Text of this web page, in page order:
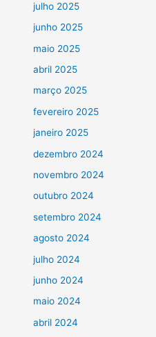
julho 2025
junho 2025
maio 2025
abril 2025
março 2025
fevereiro 2025
janeiro 2025
dezembro 2024
novembro 2024
outubro 2024
setembro 2024
agosto 2024
julho 2024
junho 2024
maio 2024
abril 2024